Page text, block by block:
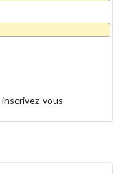
inscrivez-vous